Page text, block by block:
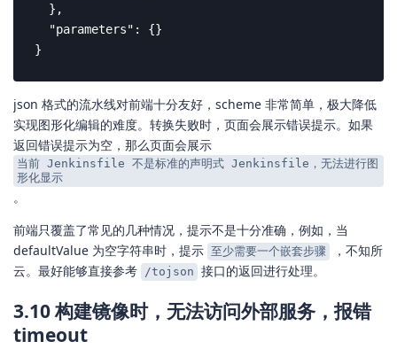
  },
  "parameters": {}
}
json 格式的流水线对前端十分友好，scheme 非常简单，极大降低
实现图形化编辑的难度。转换失败时，页面会展示错误提示。如果
返回错误提示为空，那么页面会展示
当前 Jenkinsfile 不是标准的声明式 Jenkinsfile，无法进行图
形化显示
。
前端只覆盖了常见的几种情况，提示不是十分准确，例如，当
defaultValue 为空字符串时，提示 至少需要一个嵌套步骤
，不知所
云。最好能够直接参考 /tojson 接口的返回进行处理。
3.10 构建镜像时，无法访问外部服务，报错
timeout